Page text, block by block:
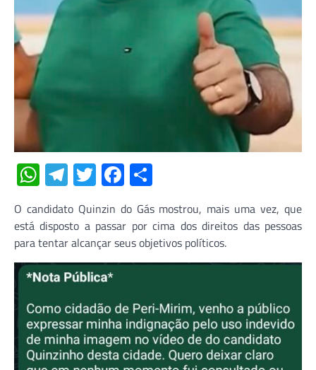
WhatsApp
Telegram
TwitterFacebook
O candidato Quinzin do Gás mostrou, mais uma vez, que
está disposto a passar por cima dos direitos das pessoas
para tentar alcançar seus objetivos políticos.